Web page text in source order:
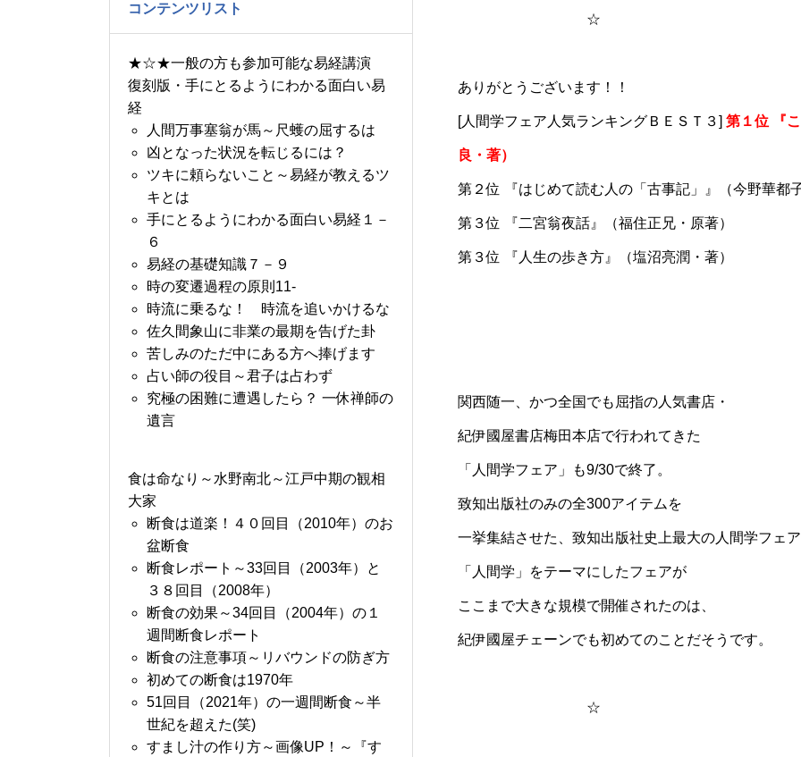
☆
​​​ありがとうございます！！
[人間学フェア人気ランキングＢＥＳＴ３] 第１位 『
良・著）
第２位 『はじめて読む人の「古事記」』（今野華都
第３位 『二宮翁夜話』（福住正兄・原著）
第３位 『人生の歩き方』（塩沼亮潤・著）​​​​
関西随一、かつ全国でも屈指の人気書店・
紀伊國屋書店梅田本店で行われてきた
「人間学フェア」も9/30で終了。
致知出版社のみの全300アイテムを
一挙集結させた、致知出版社史上最大の人間学フェ
「人間学」をテーマにしたフェアが
ここまで大きな規模で開催されたのは、
紀伊國屋チェーンでも初めてのことだそうです。
☆
コンテンツリスト
★☆★一般の方も参加可能な易経講演
復刻版・手にとるようにわかる面白い易
経
人間万事塞翁が馬～尺蠖の屈するは
凶となった状況を転じるには？
ツキに頼らないこと～易経が教えるツ
キとは
手にとるようにわかる面白い易経１－
６
易経の基礎知識７－９
時の変遷過程の原則11-
時流に乗るな！ 時流を追いかけるな
佐久間象山に非業の最期を告げた卦
苦しみのただ中にある方へ捧げます
占い師の役目～君子は占わず
究極の困難に遭遇したら？ 一休禅師の
遺言
食は命なり～水野南北～江戸中期の観相
大家
断食は道楽！４０回目（2010年）のお
盆断食
断食レポート～33回目（2003年）と
３８回目（2008年）
断食の効果～34回目（2004年）の１
週間断食レポート
断食の注意事項～リバウンドの防ぎ方
初めての断食は1970年
51回目（2021年）の一週間断食～半
世紀を超えた(笑)
すまし汁の作り方～画像UP！～『す